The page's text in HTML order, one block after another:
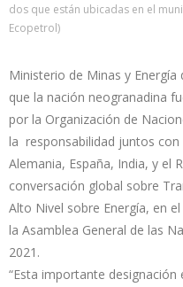
dos que están ubicadas en el
Ecopetrol)
Ministerio de Minas y
que la nación neogranadina
por la Organización de
la responsabilidad juntos
Alemania, España, India, y el
conversación global sobre
Alto Nivel sobre Energía, en
la Asamblea General de las
2021.
“Esta importante